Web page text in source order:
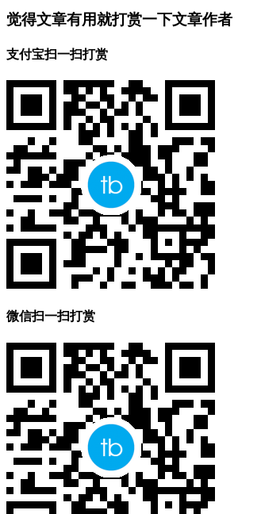
觉得文章有用就打赏一下文章作者
支付宝扫一扫打赏
微信扫一扫打赏